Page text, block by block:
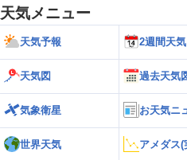
天気メニュー
天気予報 2週間天気
天気図 過去天気
気象衛星 お天気ニ
世界天気 アメダス(